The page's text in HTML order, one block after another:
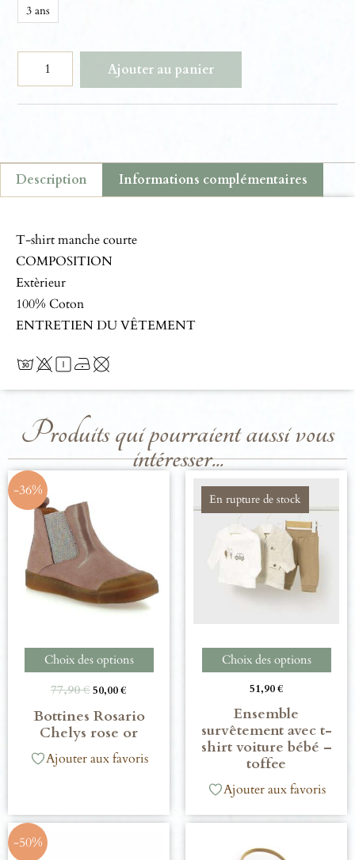
3 ans
Ajouter au panier
Description Informations complémentaires
T-shirt manche courte
COMPOSITION
Extèrieur
100% Coton
ENTRETIEN DU VÊTEMENT
Produits qui pourraient aussi vous
intéresser...
-36%
Choix des options
77,90€50,00€
Bottines Rosario
Chelys rose or
Ajouter aux favoris
En rupture de stock
Choix des options
51,90€
Ensemble
survêtement avec t-
shirt voiture bébé –
toffee
Ajouter aux favoris
-50%